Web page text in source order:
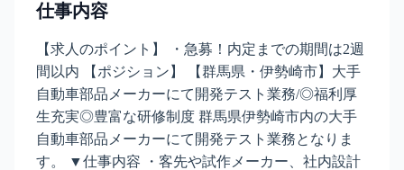
仕事内容
【求人のポイント】 ・急募！内定までの期間は2週
間以内 【ポジション】 【群馬県・伊勢崎市】大手
自動車部品メーカーにて開発テスト業務/◎福利厚
生充実◎豊富な研修制度 群馬県伊勢崎市内の大手
自動車部品メーカーにて開発テスト業務となりま
す。 ▼仕事内容 ・客先や試作メーカー、社内設計